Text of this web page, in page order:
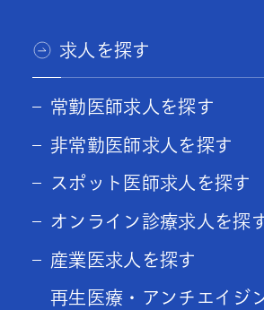
求人を探す
常勤医師求人を探す
非常勤医師求人を探す
スポット医師求人を探す
オンライン診療求人を探
産業医求人を探す
再生医療・アンチエイジ